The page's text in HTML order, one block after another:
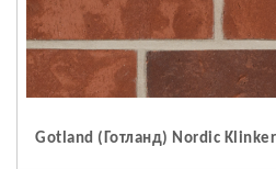
Gotland (Готланд) Nordic